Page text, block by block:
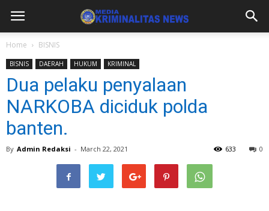
Home BISNIS
BISNIS DAERAH HUKUM KRIMINAL
Dua pelaku penyalaan
NARKOBA diciduk polda
banten.
By Admin Redaksi - March 22, 2021 0
633